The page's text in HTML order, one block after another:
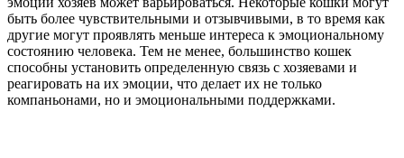
быть более чувствительными и отзывчивыми, в то время как
другие могут проявлять меньше интереса к эмоциональному
состоянию человека. Тем не менее, большинство кошек
способны установить определенную связь с хозяевами и
реагировать на их эмоции, что делает их не только
компаньонами, но и эмоциональными поддержками.